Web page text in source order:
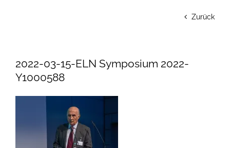
Zurück
2022-03-15-ELN Symposium 2022-
Y1000588